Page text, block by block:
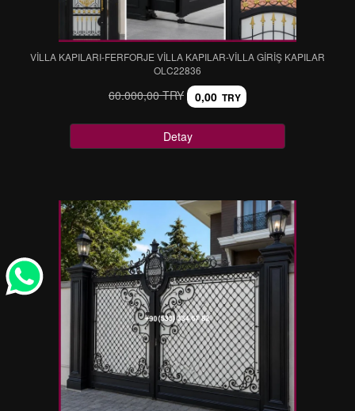
VİLLA KAPILARI-FERFORJE VİLLA KAPILAR-VİLLA GİRİŞ KAPILAR
OLC22836
60.000,00 TRY 0,00 TRY
Detay